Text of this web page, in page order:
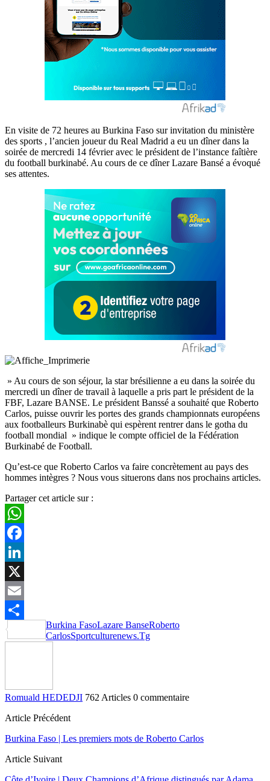
En visite de 72 heures au Burkina Faso sur invitation du ministère
des sports , l’ancien joueur du Real Madrid a eu un dîner dans la
soirée de mercredi 14 février avec le président de l’instance faîtière
du football burkinabé. Au cours de ce dîner Lazare Bansé a évoqué
ses attentes.
» Au cours de son séjour, la star brésilienne a eu dans la soirée du
mercredi un dîner de travail à laquelle a pris part le président de la
FBF, Lazare BANSE. Le président Banssé a souhaité que Roberto
Carlos, puisse ouvrir les portes des grands championnats européens
aux footballeurs Burkinabè qui espèrent rentrer dans le gotha du
football mondial » indique le compte officiel de la Fédération
Burkinabé de Football.
Qu’est-ce que Roberto Carlos va faire concrètement au pays des
hommes intègres ? Nous vous situerons dans nos prochains articles.
Partager cet article sur :
WhatsApp
Facebook
LinkedIn
X
Email
Partager
Burkina FasoLazare BanseRoberto
CarlosSportculturenews.Tg
Romuald HEDEDJI 762 Articles 0 commentaire
Article Précédent
Burkina Faso | Les premiers mots de Roberto Carlos
Article Suivant